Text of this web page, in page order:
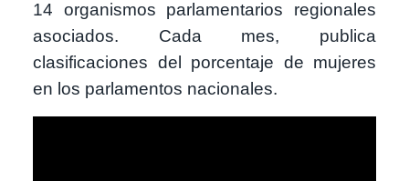
14 organismos parlamentarios regionales
asociados. Cada mes, publica
clasificaciones del porcentaje de mujeres
en los parlamentos nacionales.